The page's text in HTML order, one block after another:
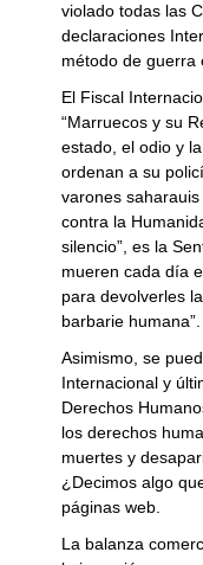
violado todas las
declaraciones
método de guerra
El Fiscal
“Marruecos y su
estado, el odio y
ordenan a su
varones
contra la
silencio”, es la
mueren cada día
para devolverles
barbarie humana”.
Asimismo, se
Internacional y
Derechos
los derechos
muertes y
¿Decimos algo
páginas web.
La balanza